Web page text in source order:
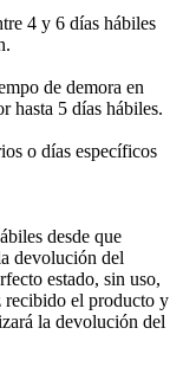
4 y 6 días hábiles
de demora en
hasta 5 días hábiles.
o días específicos
desde que
devolución del
estado, sin uso,
recibido el producto y
la devolución del